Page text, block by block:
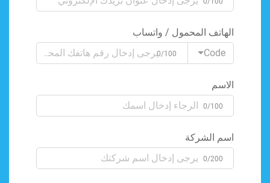
الهاتف المحمول / واتساب
Code
0/100
الاسم
0/100
اسم الشركة
0/200